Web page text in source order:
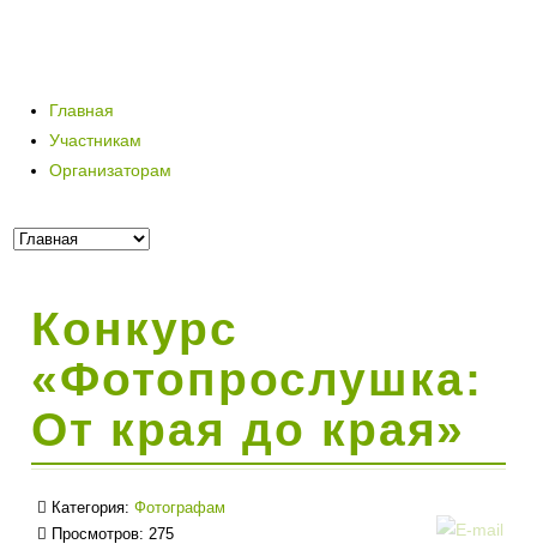
Главная
Участникам
Организаторам
Конкурс
«Фотопрослушка:
От края до края»
Категория:Фотографам
Просмотров: 275